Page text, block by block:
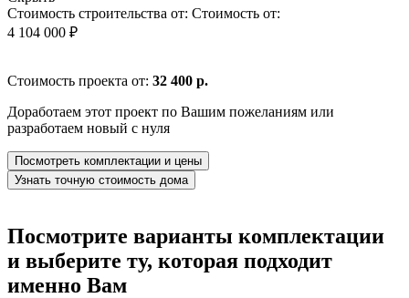
Стоимость строительства от: Стоимость от:
4 104 000 ₽
Стоимость проекта от: 32 400 р.
Доработаем этот проект по Вашим пожеланиям или
разработаем новый с нуля
Посмотреть комплектации и цены
Узнать точную стоимость дома
Посмотрите варианты комплектации
и выберите ту, которая подходит
именно Вам